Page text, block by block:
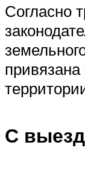
Согласно
С